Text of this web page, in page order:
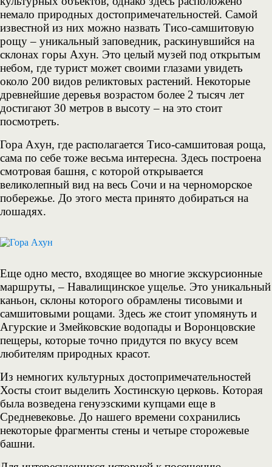
немало природных достопримечательностей. Самой
известной из них можно назвать Тисо-самшитовую
рощу – уникальный заповедник, раскинувшийся на
склонах горы Ахун. Это целый музей под открытым
небом, где турист может своими глазами увидеть
около 200 видов реликтовых растений. Некоторые
древнейшие деревья возрастом более 2 тысяч лет
достигают 30 метров в высоту – на это стоит
посмотреть.
Гора Ахун, где располагается Тисо-самшитовая роща,
сама по себе тоже весьма интересна. Здесь построена
смотровая башня, с которой открывается
великолепный вид на весь Сочи и на черноморское
побережье. До этого места принято добираться на
лошадях.
Еще одно место, входящее во многие экскурсионные
маршруты, – Навалищинское ущелье. Это уникальный
каньон, склоны которого обрамлены тисовыми и
самшитовыми рощами. Здесь же стоит упомянуть и
Агурские и Змейковские водопады и Воронцовские
пещеры, которые точно придутся по вкусу всем
любителям природных красот.
Из немногих культурных достопримечательностей
Хосты стоит выделить Хостинскую церковь. Которая
была возведена генуэзскими купцами еще в
Средневековье. До нашего времени сохранились
некоторые фрагменты стены и четыре сторожевые
башни.